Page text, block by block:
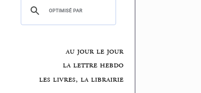
au jour le jour
la lettre hebdo
les livres, la librairie